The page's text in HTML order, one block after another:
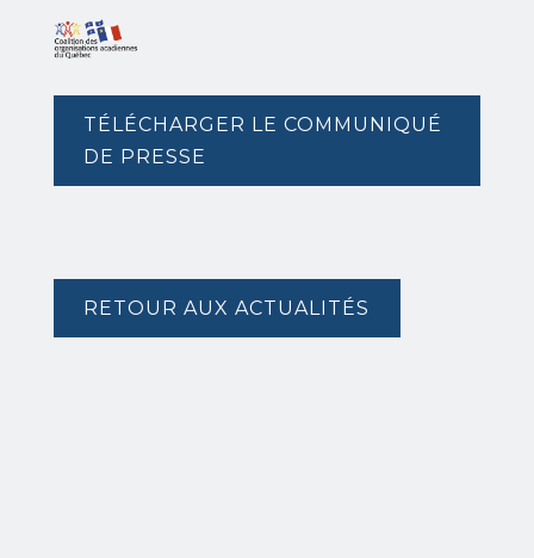
TÉLÉCHARGER LE COMMUNIQUÉ
DE PRESSE
RETOUR AUX ACTUALITÉS